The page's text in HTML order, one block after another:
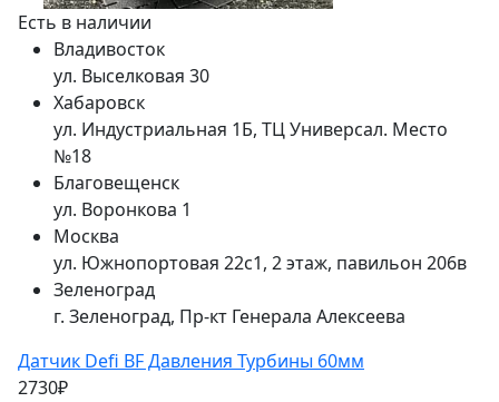
Есть в наличии
Владивосток
ул. Выселковая 30
Хабаровск
ул. Индустриальная 1Б, ТЦ Универсал. Место
№18
Благовещенск
ул. Воронкова 1
Москва
ул. Южнопортовая 22с1, 2 этаж, павильон 206в
Зеленоград
г. Зеленоград, Пр-кт Генерала Алексеева
Датчик Defi BF Давления Турбины 60мм
2730₽